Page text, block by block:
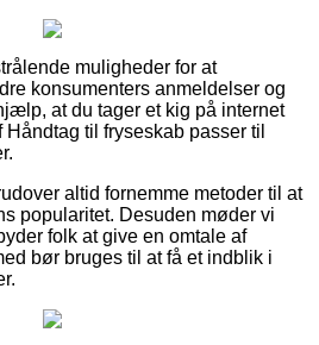
muligheder for at
konsumenters anmeldelser og
at du tager et kig på internet
til fryseskab passer til
altid fornemme metoder til at
popularitet. Desuden møder vi
folk at give en omtale af
bør bruges til at få et indblik i